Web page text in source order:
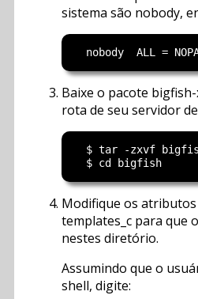
sistema são nobody,
Baixe o pacote
rota de seu servidor
$ tar -zxvf
Modifique os
templates_c para que
nestes diretório.
Assumindo que o
shell, digite: